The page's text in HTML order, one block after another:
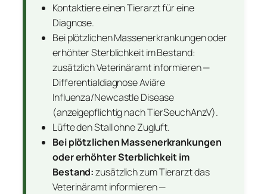
Kontaktiere einen Tierarzt für eine
Diagnose.
Bei plötzlichen Massenerkrankungen oder
erhöhter Sterblichkeit im Bestand:
zusätzlich Veterinäramt informieren —
Differentialdiagnose Aviäre
Influenza/Newcastle Disease
(anzeigepflichtig nach TierSeuchAnzV).
Lüfte den Stall ohne Zugluft.
Bei plötzlichen Massenerkrankungen
oder erhöhter Sterblichkeit im
Bestand:zusätzlich zum Tierarzt das
Veterinäramt informieren —